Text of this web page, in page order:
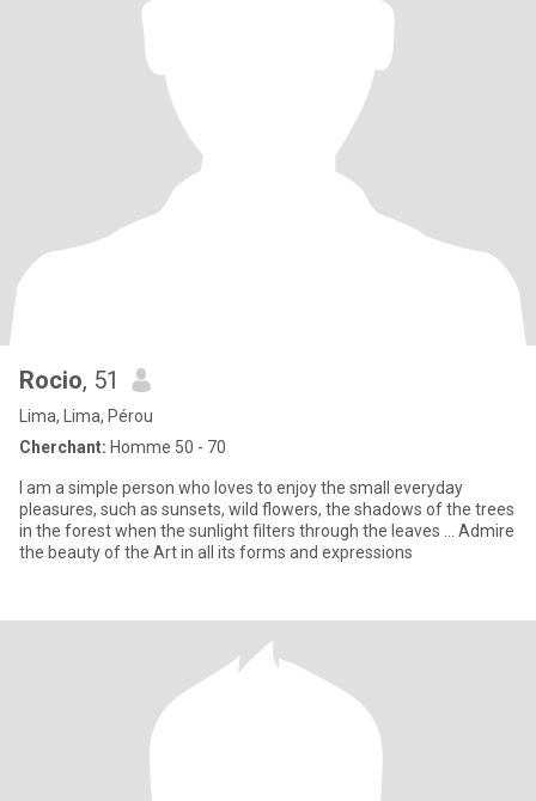
Rocio, 51
Lima, Lima, Pérou
Cherchant: Homme 50 - 70
I am a simple person who loves to enjoy the small everyday
pleasures, such as sunsets, wild flowers, the shadows of the trees
in the forest when the sunlight filters through the leaves ... Admire
the beauty of the Art in all its forms and expressions